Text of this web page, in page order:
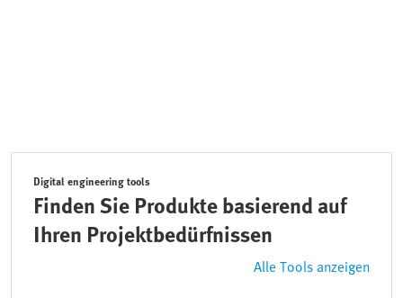
Digital engineering tools
Finden Sie Produkte basierend auf
Ihren Projektbedürfnissen
Alle Tools anzeigen